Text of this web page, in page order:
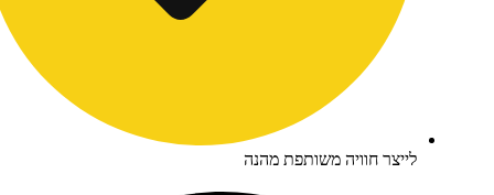
חוויה משותפת מהנה